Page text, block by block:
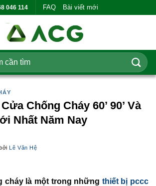
046 114 FAQ Bài viết mới
Chống Cháy 60’ 90’ Và
Nhất Năm Nay
Lê Văn Hệ
cháy là một trong những thiết bị pccc